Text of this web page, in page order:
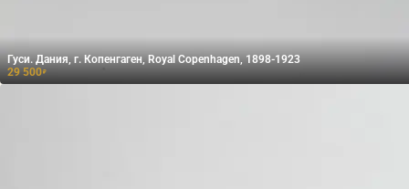
Гуси. Дания, г. Копенгаген, Royal Copenhagen, 1898-1923
29 500₽